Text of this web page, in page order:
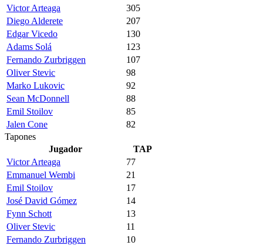
Victor Arteaga
305
Diego Alderete
207
Edgar Vicedo
130
Adams Solá
123
Fernando Zurbriggen
107
Oliver Stevic
98
Marko Lukovic
92
Sean McDonnell
88
Emil Stoilov
85
Jalen Cone
82
Tapones
Jugador
TAP
Victor Arteaga
77
Emmanuel Wembi
21
Emil Stoilov
17
José David Gómez
14
Fynn Schott
13
Oliver Stevic
11
Fernando Zurbriggen
10